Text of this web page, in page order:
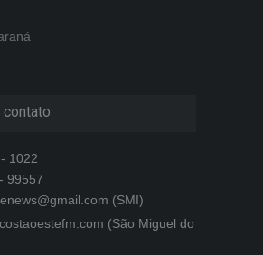
contato
1022
99557
(SMI)
(São Miguel do